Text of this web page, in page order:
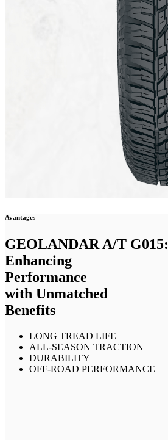
Avantages
GEOLANDAR A/T G015:
Enhancing
Performance
with Unmatched
Benefits
LONG TREAD LIFE
ALL-SEASON TRACTION
DURABILITY
OFF-ROAD PERFORMANCE